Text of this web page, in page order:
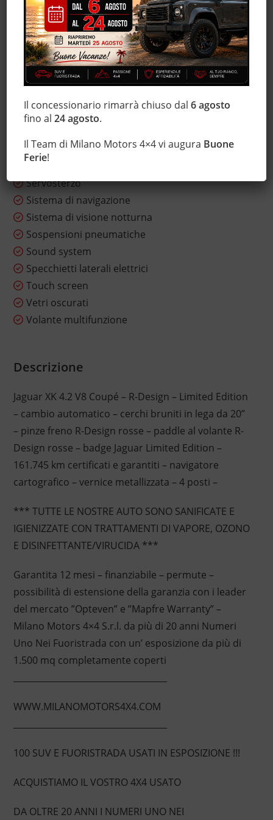
Leve al volante
Luci diurne LED
Marmitta catalitica
Monitoraggio pressione pneumatici
MP3
Pacchetto sportivo
Regolazione elettrica sedili
Sensore di pioggia
Servosterzo
Sistema di navigazione
Sistema di visione notturna
Sospensioni pneumatiche
Sound system
Specchietti laterali elettrici
Touch screen
Vetri oscurati
Volante multifunzione
Descrizione
Jaguar XK 4.2 V8 Coupé – R-Design – Limited Edition
– cambio automatico – cerchi bruniti in lega da 20”
– pinze freno R-Design rosse – paddle al volante R-
Design rosse – badge Jaguar Limited Edition –
161.745 km certificati e garantiti – navigatore
cartografico – vernice metallizzata – 4 posti –
*** TUTTE LE NOSTRE AUTO SONO SANIFICATE E
IGIENIZZATE CON TRATTAMENTI DI VAPORE, OZONO
E DISINFETTANTE/VIRUCIDA ***
Garantita 12 mesi – finanziabile – permute –
possibilità di estensione della garanzia con i leader
del mercato ”Opteven” e ”Mapfre Warranty” –
Milano Motors 4×4 S.r.l. da più di 20 anni Numeri
Uno Nei Fuoristrada con un’ esposizione da più di
1.500 mq completamente coperti
WWW.MILANOMOTORS4X4.COM
100 SUV E FUORISTRADA USATI IN ESPOSIZIONE !!!
ACQUISTIAMO IL VOSTRO 4X4 USATO
DA OLTRE 20 ANNI I NUMERI UNO NEI
Il concessionario rimarrà chiuso dal6 agosto
fino al24 agosto.
Il Team di Milano Motors 4×4 vi augura Buone
Ferie!